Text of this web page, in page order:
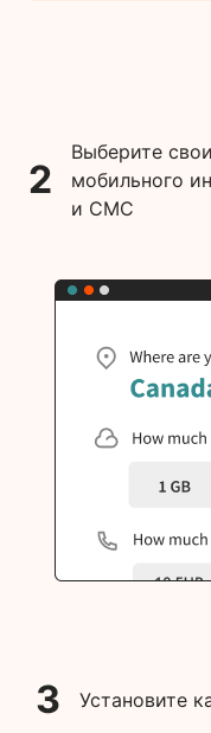
2
Выберите
мобильного
и СМС
3 Установите